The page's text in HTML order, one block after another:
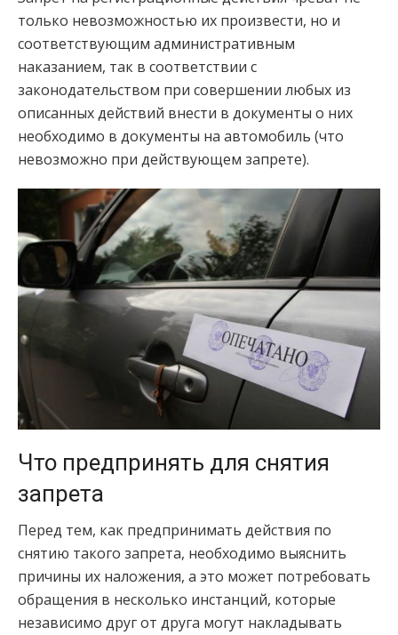
только невозможностью их произвести, но и
соответствующим административным
наказанием, так в соответствии с
законодательством при совершении любых из
описанных действий внести в документы о них
необходимо в документы на автомобиль (что
невозможно при действующем запрете).
Что предпринять для снятия
запрета
Перед тем, как предпринимать действия по
снятию такого запрета, необходимо выяснить
причины их наложения, а это может потребовать
обращения в несколько инстанций, которые
независимо друг от друга могут накладывать